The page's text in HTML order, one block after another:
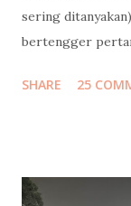
sering
bertengger
/ twitter saya
15 tahun lalu ,
SHARE 25